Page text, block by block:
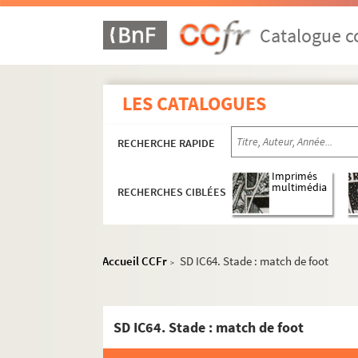
Catalogue
LES CATALOGUES
RECHERCHE RAPIDE
RECHERCHES CIBLÉES
Imprimés
multimédia
Accueil CCFr > SD IC64. Stade : match de foot
SD IC64. Stade : match de foot
Histoire politique et sociale
Vie du territoire
Rénovations et aménagements
Médailles